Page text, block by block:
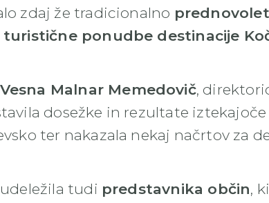
zdaj že tradicionalno
ponudbe destinacije
Vesna Malnar Memedovič,
dosežke in rezultate
ter nakazala nekaj načrtov za
tudi predstavnika občin,